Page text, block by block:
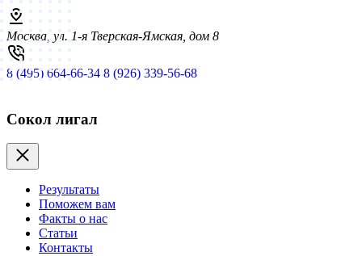
Москва, ул. 1-я Тверская-Ямская, дом 8
8 (495) 664-66-34 8 (926) 339-56-68
Сокол лигал
Результаты
Поможем вам
Факты о нас
Статьи
Контакты